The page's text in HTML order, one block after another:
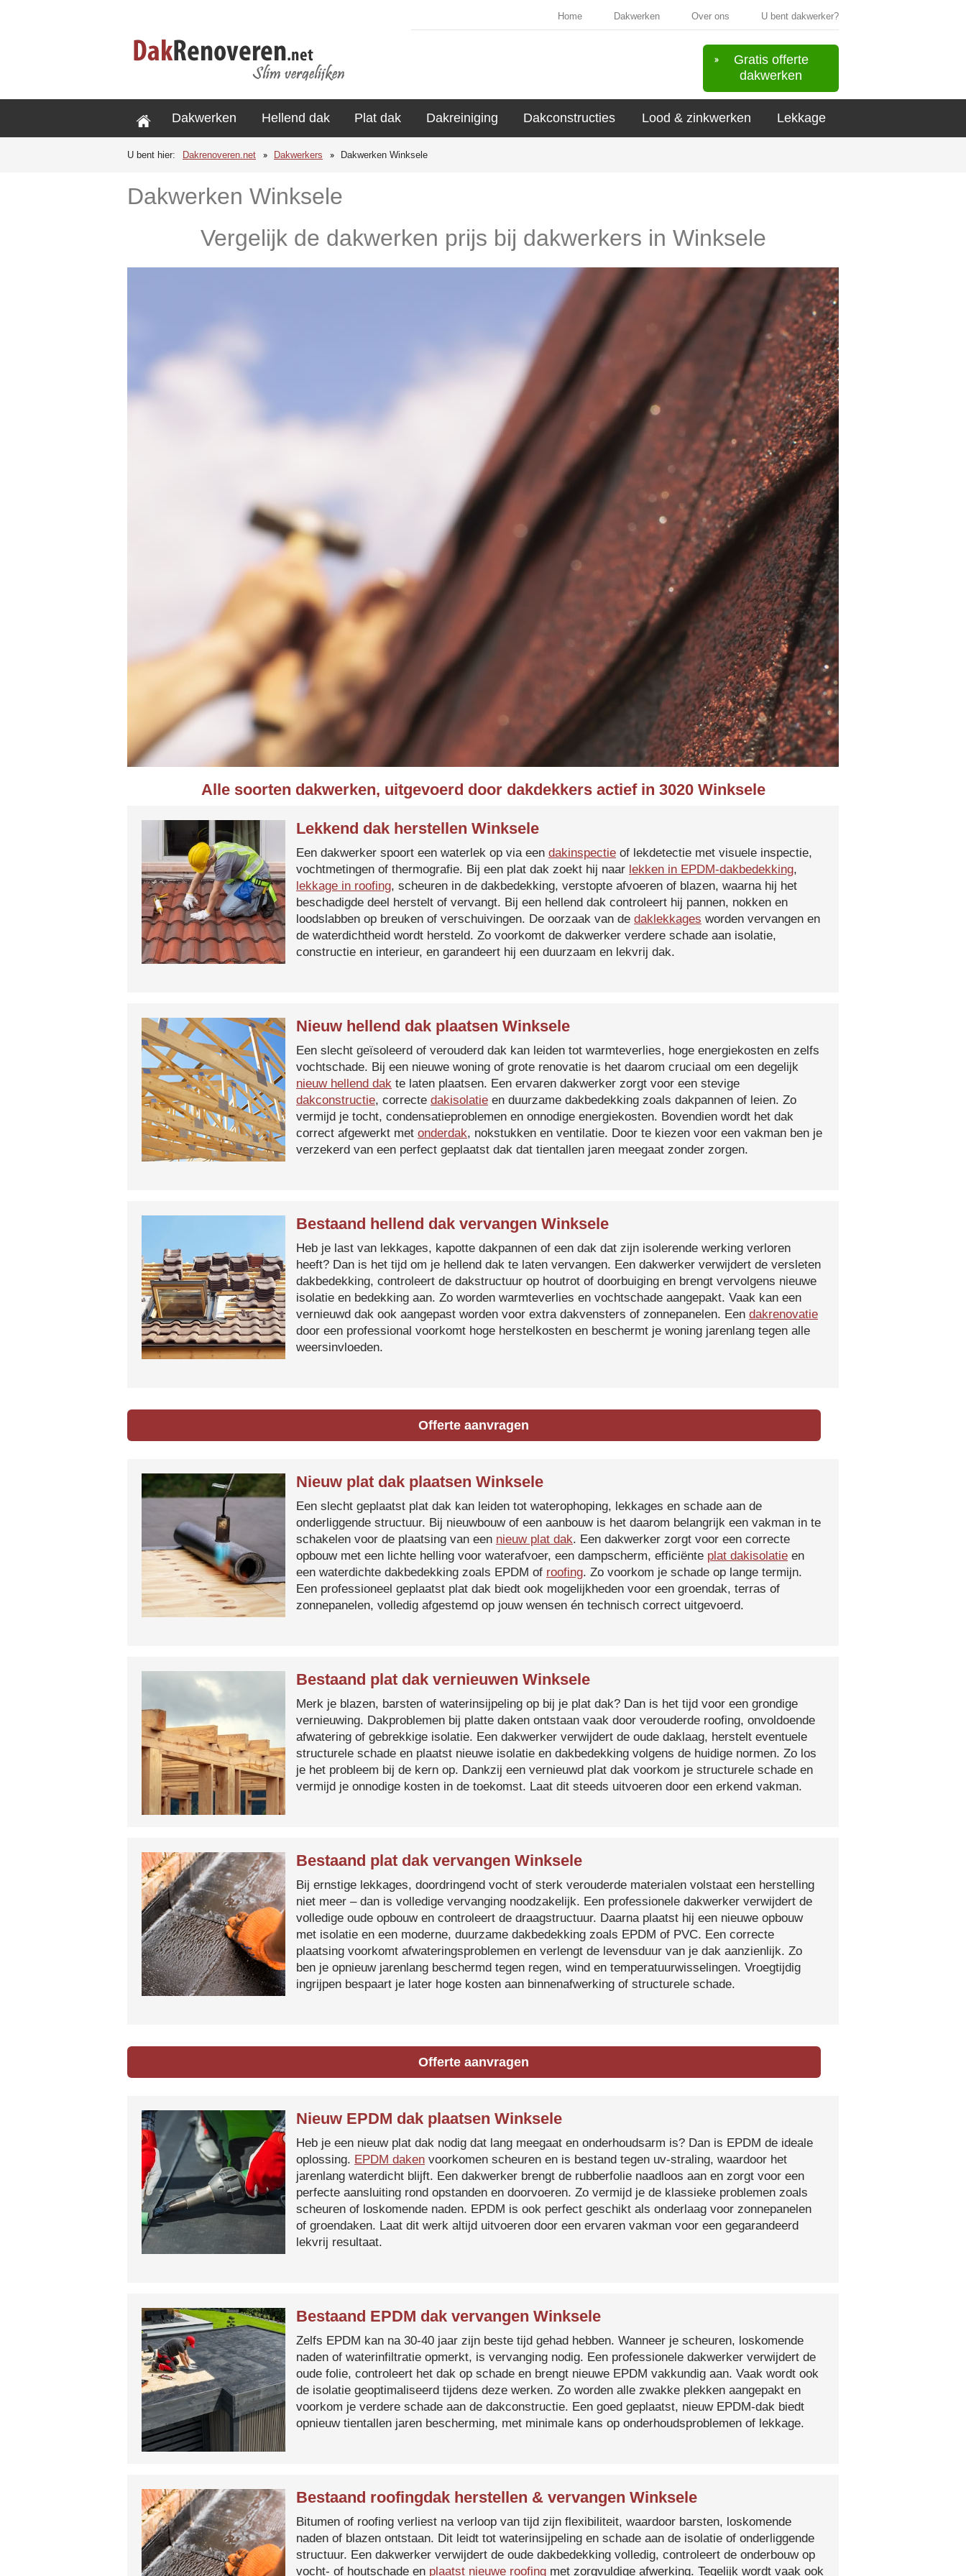
Home Dakwerken Over ons U bent dakwerker?
Gratis offerte
dakwerken
Dakwerken Hellend dak Plat dak Dakreiniging Dakconstructies Lood & zinkwerken Lekkage
U bent hier: Dakrenoveren.net Dakwerkers Dakwerken Winksele
Dakwerken Winksele
Vergelijk de dakwerken prijs bij dakwerkers in Winksele
Alle soorten dakwerken, uitgevoerd door dakdekkers actief in 3020 Winksele
Lekkend dak herstellen Winksele
Een dakwerker spoort een waterlek op via een dakinspectie of lekdetectie met visuele inspectie,
vochtmetingen of thermografie. Bij een plat dak zoekt hij naar lekken in EPDM-dakbedekking,
lekkage in roofing, scheuren in de dakbedekking, verstopte afvoeren of blazen, waarna hij het
beschadigde deel herstelt of vervangt. Bij een hellend dak controleert hij pannen, nokken en
loodslabben op breuken of verschuivingen. De oorzaak van de daklekkages worden vervangen en
de waterdichtheid wordt hersteld. Zo voorkomt de dakwerker verdere schade aan isolatie,
constructie en interieur, en garandeert hij een duurzaam en lekvrij dak.
Nieuw hellend dak plaatsen Winksele
Een slecht geïsoleerd of verouderd dak kan leiden tot warmteverlies, hoge energiekosten en zelfs
vochtschade. Bij een nieuwe woning of grote renovatie is het daarom cruciaal om een degelijk
nieuw hellend dak te laten plaatsen. Een ervaren dakwerker zorgt voor een stevige
dakconstructie, correcte dakisolatie en duurzame dakbedekking zoals dakpannen of leien. Zo
vermijd je tocht, condensatieproblemen en onnodige energiekosten. Bovendien wordt het dak
correct afgewerkt met onderdak, nokstukken en ventilatie. Door te kiezen voor een vakman ben je
verzekerd van een perfect geplaatst dak dat tientallen jaren meegaat zonder zorgen.
Bestaand hellend dak vervangen Winksele
Heb je last van lekkages, kapotte dakpannen of een dak dat zijn isolerende werking verloren
heeft? Dan is het tijd om je hellend dak te laten vervangen. Een dakwerker verwijdert de versleten
dakbedekking, controleert de dakstructuur op houtrot of doorbuiging en brengt vervolgens nieuwe
isolatie en bedekking aan. Zo worden warmteverlies en vochtschade aangepakt. Vaak kan een
vernieuwd dak ook aangepast worden voor extra dakvensters of zonnepanelen. Een dakrenovatie
door een professional voorkomt hoge herstelkosten en beschermt je woning jarenlang tegen alle
weersinvloeden.
Offerte aanvragen
Nieuw plat dak plaatsen Winksele
Een slecht geplaatst plat dak kan leiden tot waterophoping, lekkages en schade aan de
onderliggende structuur. Bij nieuwbouw of een aanbouw is het daarom belangrijk een vakman in te
schakelen voor de plaatsing van een nieuw plat dak. Een dakwerker zorgt voor een correcte
opbouw met een lichte helling voor waterafvoer, een dampscherm, efficiënte plat dakisolatie en
een waterdichte dakbedekking zoals EPDM of roofing. Zo voorkom je schade op lange termijn.
Een professioneel geplaatst plat dak biedt ook mogelijkheden voor een groendak, terras of
zonnepanelen, volledig afgestemd op jouw wensen én technisch correct uitgevoerd.
Bestaand plat dak vernieuwen Winksele
Merk je blazen, barsten of waterinsijpeling op bij je plat dak? Dan is het tijd voor een grondige
vernieuwing. Dakproblemen bij platte daken ontstaan vaak door verouderde roofing, onvoldoende
afwatering of gebrekkige isolatie. Een dakwerker verwijdert de oude daklaag, herstelt eventuele
structurele schade en plaatst nieuwe isolatie en dakbedekking volgens de huidige normen. Zo los
je het probleem bij de kern op. Dankzij een vernieuwd plat dak voorkom je structurele schade en
vermijd je onnodige kosten in de toekomst. Laat dit steeds uitvoeren door een erkend vakman.
Bestaand plat dak vervangen Winksele
Bij ernstige lekkages, doordringend vocht of sterk verouderde materialen volstaat een herstelling
niet meer – dan is volledige vervanging noodzakelijk. Een professionele dakwerker verwijdert de
volledige oude opbouw en controleert de draagstructuur. Daarna plaatst hij een nieuwe opbouw
met isolatie en een moderne, duurzame dakbedekking zoals EPDM of PVC. Een correcte
plaatsing voorkomt afwateringsproblemen en verlengt de levensduur van je dak aanzienlijk. Zo
ben je opnieuw jarenlang beschermd tegen regen, wind en temperatuurwisselingen. Vroegtijdig
ingrijpen bespaart je later hoge kosten aan binnenafwerking of structurele schade.
Offerte aanvragen
Nieuw EPDM dak plaatsen Winksele
Heb je een nieuw plat dak nodig dat lang meegaat en onderhoudsarm is? Dan is EPDM de ideale
oplossing. EPDM daken voorkomen scheuren en is bestand tegen uv-straling, waardoor het
jarenlang waterdicht blijft. Een dakwerker brengt de rubberfolie naadloos aan en zorgt voor een
perfecte aansluiting rond opstanden en doorvoeren. Zo vermijd je de klassieke problemen zoals
scheuren of loskomende naden. EPDM is ook perfect geschikt als onderlaag voor zonnepanelen
of groendaken. Laat dit werk altijd uitvoeren door een ervaren vakman voor een gegarandeerd
lekvrij resultaat.
Bestaand EPDM dak vervangen Winksele
Zelfs EPDM kan na 30-40 jaar zijn beste tijd gehad hebben. Wanneer je scheuren, loskomende
naden of waterinfiltratie opmerkt, is vervanging nodig. Een professionele dakwerker verwijdert de
oude folie, controleert het dak op schade en brengt nieuwe EPDM vakkundig aan. Vaak wordt ook
de isolatie geoptimaliseerd tijdens deze werken. Zo worden alle zwakke plekken aangepakt en
voorkom je verdere schade aan de dakconstructie. Een goed geplaatst, nieuw EPDM-dak biedt
opnieuw tientallen jaren bescherming, met minimale kans op onderhoudsproblemen of lekkage.
Bestaand roofingdak herstellen & vervangen Winksele
Bitumen of roofing verliest na verloop van tijd zijn flexibiliteit, waardoor barsten, loskomende
naden of blazen ontstaan. Dit leidt tot waterinsijpeling en schade aan de isolatie of onderliggende
structuur. Een dakwerker verwijdert de oude dakbedekking volledig, controleert de onderbouw op
vocht- of houtschade en plaatst nieuwe roofing met zorgvuldige afwerking. Tegelijk wordt vaak ook